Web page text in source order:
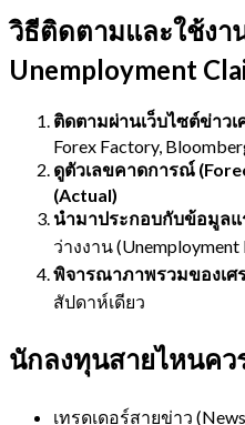
วิธีติดตามและใช้งา
Unemployment
ติดตามผ่านเว็บไซต์ข่าวเ
Forex Factory,
ดูตัวเลขคาดการณ์
(Actual)
นำมาประกอบกับข้อมูลแ
ว่างงาน (Unemployment
พิจารณาภาพรวมของเศ
สัปดาห์เดียว
นักลงทุนสายไหนคว
เทรดเดอร์สายข่าว